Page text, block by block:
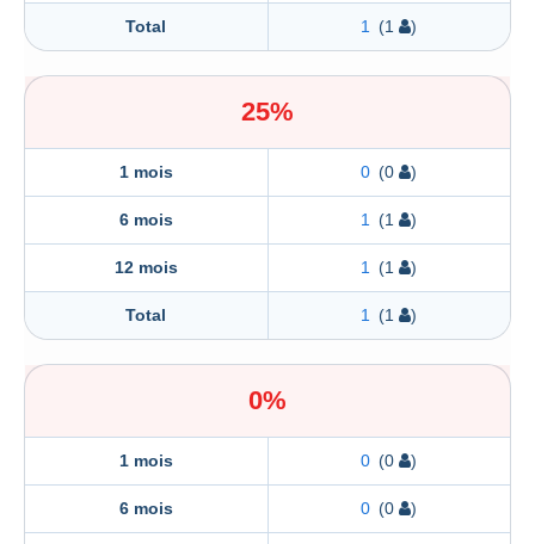
Total 1 (1 )
25%
1 mois 0 (0 )
6 mois 1 (1 )
12 mois 1 (1 )
Total 1 (1 )
0%
1 mois 0 (0 )
6 mois 0 (0 )